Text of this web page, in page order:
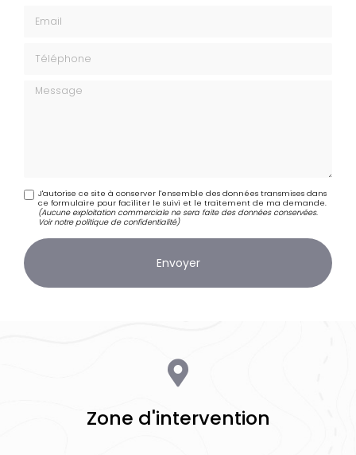
Message
J'autorise ce site à conserver l'ensemble des données transmises dans
ce formulaire pour faciliter le suivi et le traitement de ma demande.
(Aucune exploitation commerciale ne sera faite des données conservées.
Voir notrepolitique de confidentialité)
Zone d'intervention